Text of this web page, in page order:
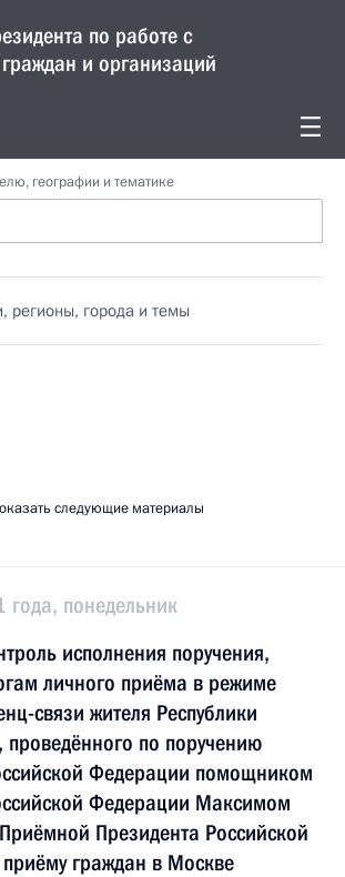
по работе с
и организаций
географии и тематике
регионы, города и темы
следующие материалы
понедельник
исполнения поручения,
личного приёма в режиме
связи жителя Республики
проведённого по поручению
Федерации помощником
Федерации Максимом
Президента Российской
граждан в Москве